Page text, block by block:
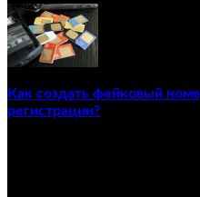
Как создать фейковый
регистрации?